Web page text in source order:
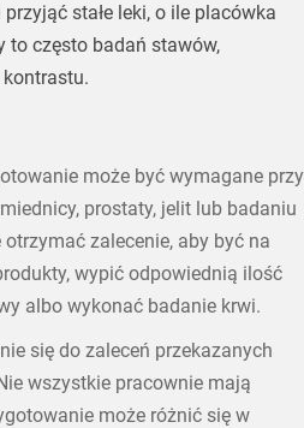
stałe leki, o ile placówka
to często badań stawów,
kontrastu.
może być wymagane przy
prostaty, jelit lub badaniu
zalecenie, aby być na
wypić odpowiednią ilość
albo wykonać badanie krwi.
się do zaleceń przekazanych
wszystkie pracownie mają
może różnić się w